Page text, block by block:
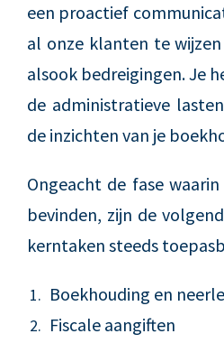
een proactief
al onze klanten te
alsook bedreigingen. Je
de administratieve
de inzichten van je
Ongeacht de fase
bevinden, zijn de
kerntaken steeds
Boekhouding en
Fiscale aangiften